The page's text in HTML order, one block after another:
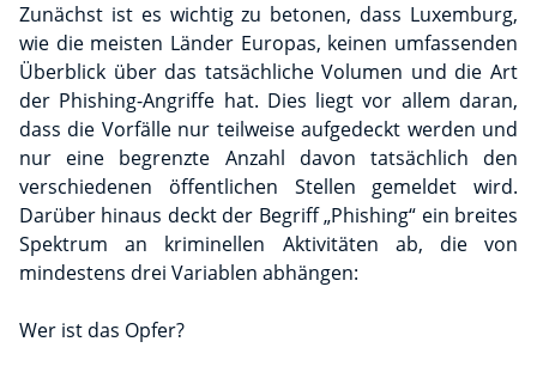
Zunächst ist es wichtig zu betonen, dass Luxemburg,
wie die meisten Länder Europas, keinen umfassenden
Überblick über das tatsächliche Volumen und die Art
der Phishing-Angriffe hat. Dies liegt vor allem daran,
dass die Vorfälle nur teilweise aufgedeckt werden und
nur eine begrenzte Anzahl davon tatsächlich den
verschiedenen öffentlichen Stellen gemeldet wird.
Darüber hinaus deckt der Begriff „Phishing“ ein breites
Spektrum an kriminellen Aktivitäten ab, die von
mindestens drei Variablen abhängen:
Wer ist das Opfer?